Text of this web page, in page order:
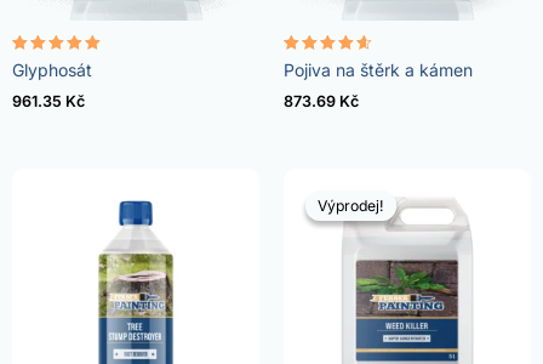
Hodnocení
4.96
z 5
Glyphosát
961.35 Kč
Hodnocení
4.57
z 5
Pojiva na štěrk a kámen
873.69 Kč
Výprodej!
Výprodej!